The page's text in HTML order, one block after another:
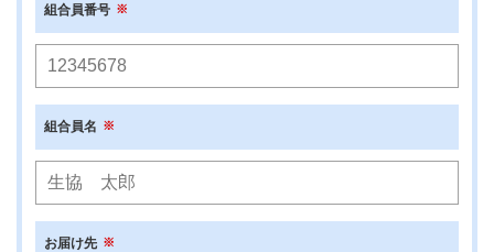
組合員番号
組合員名
お届け先